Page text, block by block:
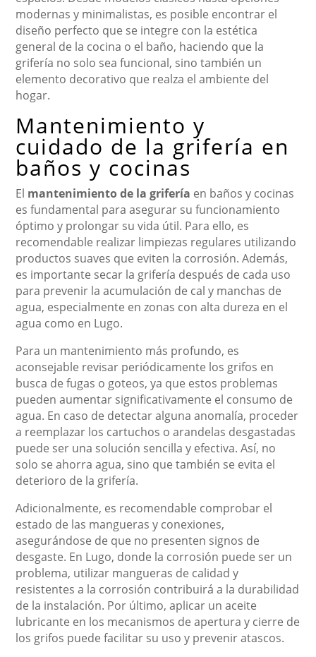
modernas y minimalistas, es posible encontrar el
diseño perfecto que se integre con la estética
general de la cocina o el baño, haciendo que la
grifería no solo sea funcional, sino también un
elemento decorativo que realza el ambiente del
hogar.
Mantenimiento y
cuidado de la grifería en
baños y cocinas
El mantenimiento de la grifería en baños y cocinas
es fundamental para asegurar su funcionamiento
óptimo y prolongar su vida útil. Para ello, es
recomendable realizar limpiezas regulares utilizando
productos suaves que eviten la corrosión. Además,
es importante secar la grifería después de cada uso
para prevenir la acumulación de cal y manchas de
agua, especialmente en zonas con alta dureza en el
agua como en Lugo.
Para un mantenimiento más profundo, es
aconsejable revisar periódicamente los grifos en
busca de fugas o goteos, ya que estos problemas
pueden aumentar significativamente el consumo de
agua. En caso de detectar alguna anomalía, proceder
a reemplazar los cartuchos o arandelas desgastadas
puede ser una solución sencilla y efectiva. Así, no
solo se ahorra agua, sino que también se evita el
deterioro de la grifería.
Adicionalmente, es recomendable comprobar el
estado de las mangueras y conexiones,
asegurándose de que no presenten signos de
desgaste. En Lugo, donde la corrosión puede ser un
problema, utilizar mangueras de calidad y
resistentes a la corrosión contribuirá a la durabilidad
de la instalación. Por último, aplicar un aceite
lubricante en los mecanismos de apertura y cierre de
los grifos puede facilitar su uso y prevenir atascos.